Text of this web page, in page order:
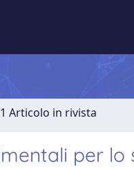
Articolo in rivista
per lo